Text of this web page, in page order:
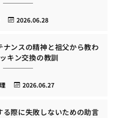
2026.06.28
ナンスの精神と祖父から教わ
キン交換の教訓
2026.06.27
る際に失敗しないための助言